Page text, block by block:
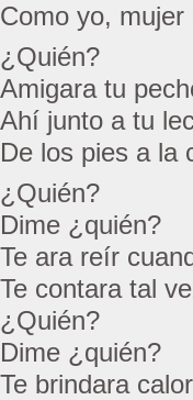
Como yo, mujer
¿Quién?
Amigara tu
Ahí junto a tu
De los pies a la
¿Quién?
Dime ¿quién?
Te ara reír
Te contara tal
¿Quién?
Dime ¿quién?
Te brindara